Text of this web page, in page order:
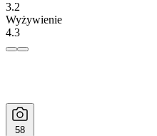
3.2
Wyżywienie
4.3
58